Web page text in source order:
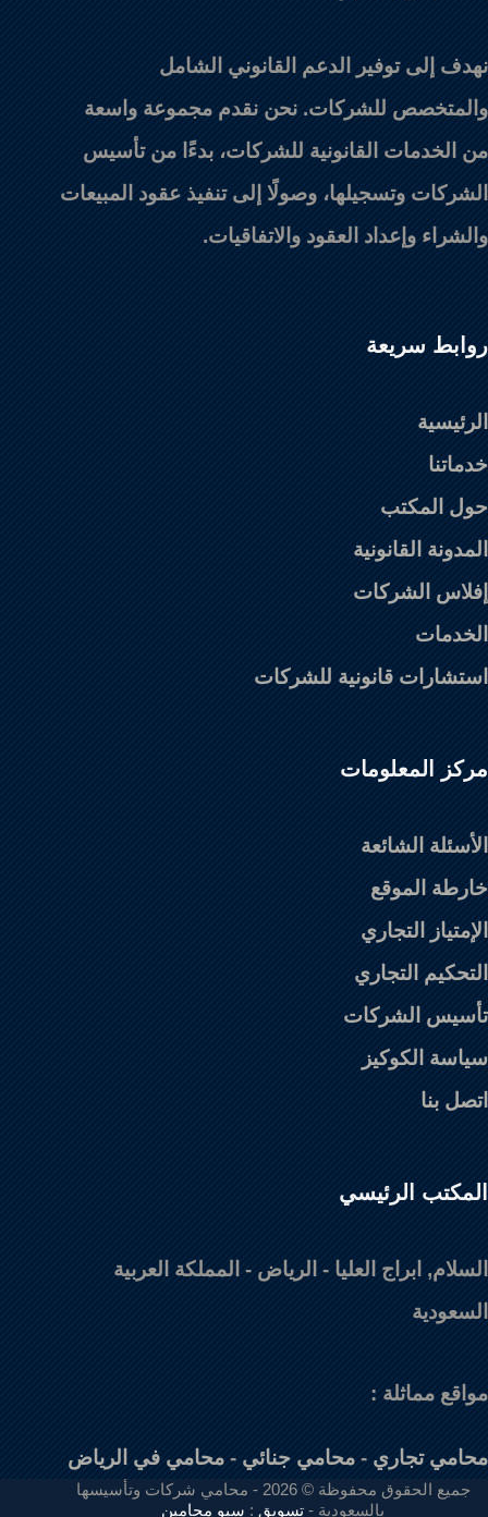
نهدف إلى توفير الدعم القانوني الشامل
والمتخصص للشركات. نحن نقدم مجموعة واسعة
من الخدمات القانونية للشركات، بدءًا من تأسيس
الشركات وتسجيلها، وصولًا إلى تنفيذ عقود المبيعات
والشراء وإعداد العقود والاتفاقيات.
روابط سريعة
الرئيسية
خدماتنا
حول المكتب
المدونة القانونية
إفلاس الشركات
الخدمات
استشارات قانونية للشركات
مركز المعلومات
الأسئلة الشائعة
خارطة الموقع
الإمتياز التجاري
التحكيم التجاري
تأسيس الشركات
سياسة الكوكيز
اتصل بنا
المكتب الرئيسي
السلام, ابراج العليا - الرياض - المملكة العربية
السعودية
مواقع مماثلة :
محامي تجاري-محامي جنائي-محامي في الرياض
جميع الحقوق محفوظة © 2026 - محامي شركات وتأسيسها
بالسعودية - تسويق : سيو محامين